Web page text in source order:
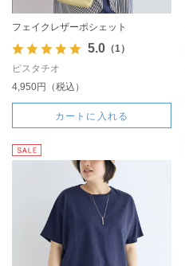
フェイクレザーポシェット
5.0（1）
ピスタチオ
4,950円（税込）
カートに入れる